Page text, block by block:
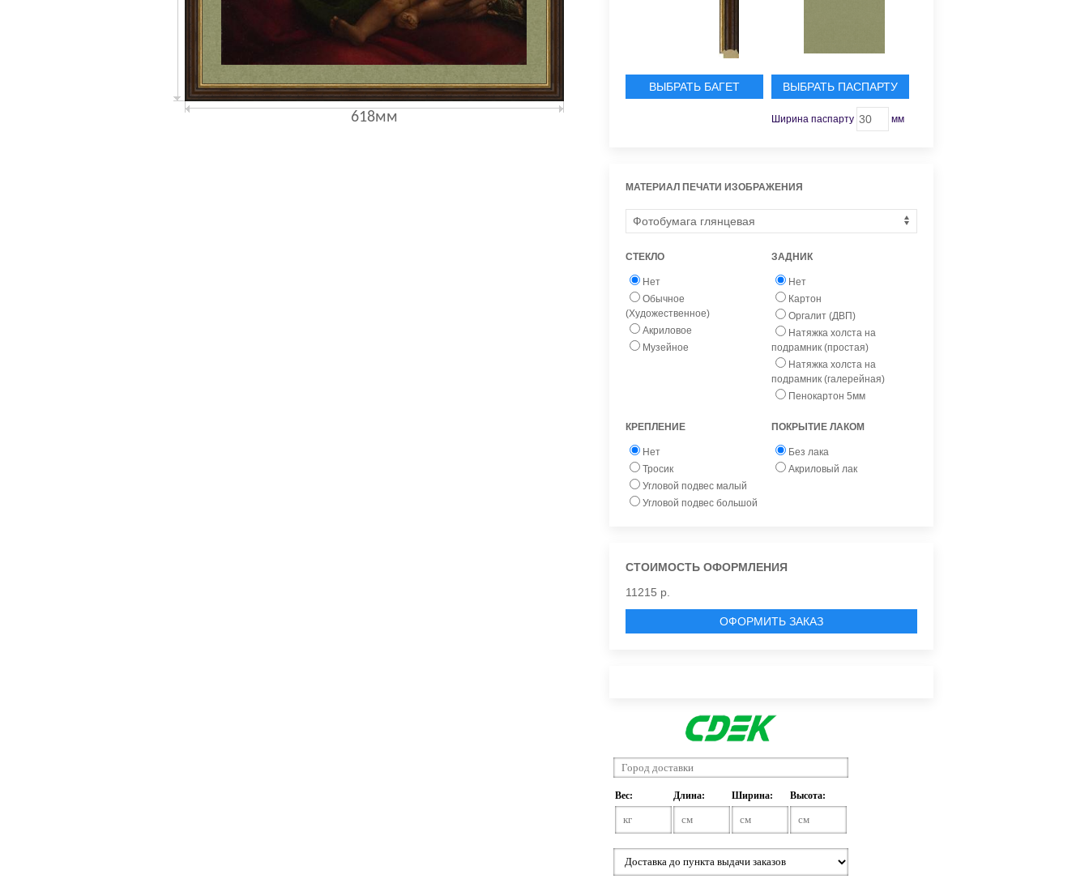
618мм
ВЫБРАТЬ БАГЕТ ВЫБРАТЬ ПАСПАРТУ
Ширина паспарту мм
МАТЕРИАЛ ПЕЧАТИ ИЗОБРАЖЕНИЯ
СТЕКЛО
Нет
Обычное
(Художественное)
Акриловое
Музейное
ЗАДНИК
Нет
Картон
Оргалит (ДВП)
Натяжка холста на
подрамник (простая)
Натяжка холста на
подрамник (галерейная)
Пенокартон 5мм
КРЕПЛЕНИЕ
Нет
Тросик
Угловой подвес малый
Угловой подвес большой
ПОКРЫТИЕ ЛАКОМ
Без лака
Акриловый лак
СТОИМОСТЬ ОФОРМЛЕНИЯ
11215 р.
ОФОРМИТЬ ЗАКАЗ